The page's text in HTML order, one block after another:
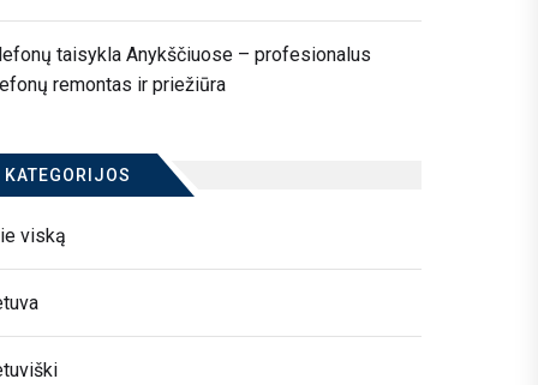
taisykla Anykščiuose – profesionalus
remontas ir priežiūra
KATEGORIJOS
viską